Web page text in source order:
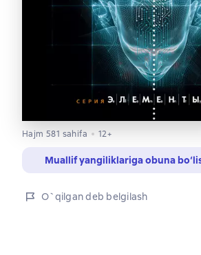
Hajm 581 sahifa 12+
Muallif yangiliklariga obuna
O`qilgan deb belgilash